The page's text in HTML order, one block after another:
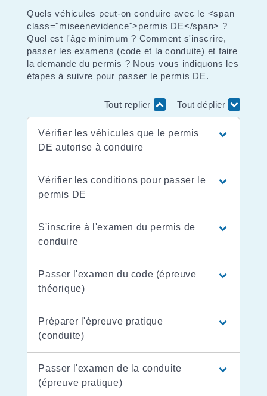
Quels véhicules peut-on conduire avec le <span
class="miseenevidence">permis DE</span> ?
Quel est l'âge minimum ? Comment s'inscrire,
passer les examens (code et la conduite) et faire
la demande du permis ? Nous vous indiquons les
étapes à suivre pour passer le permis DE.
Tout replier Tout déplier
Vérifier les véhicules que le permis
DE autorise à conduire
Vérifier les conditions pour passer le
permis DE
S'inscrire à l'examen du permis de
conduire
Passer l'examen du code (épreuve
théorique)
Préparer l'épreuve pratique
(conduite)
Passer l'examen de la conduite
(épreuve pratique)